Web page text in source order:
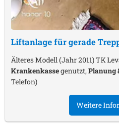
Liftanlage für gerade
Älteres Modell (Jahr 2011) TK
Krankenkassegenutzt,Planung
Telefon)
Weitere